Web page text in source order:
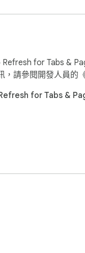
Refresh for Tabs &
，請參閱開發人員的
for Tabs &